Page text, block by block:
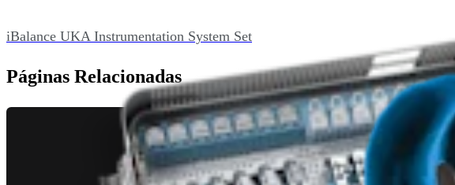
iBalance UKA Instrumentation System Set
Páginas Relacionadas